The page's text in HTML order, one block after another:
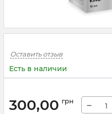
Оставить отзыв
Есть в наличии
300,00 грн −